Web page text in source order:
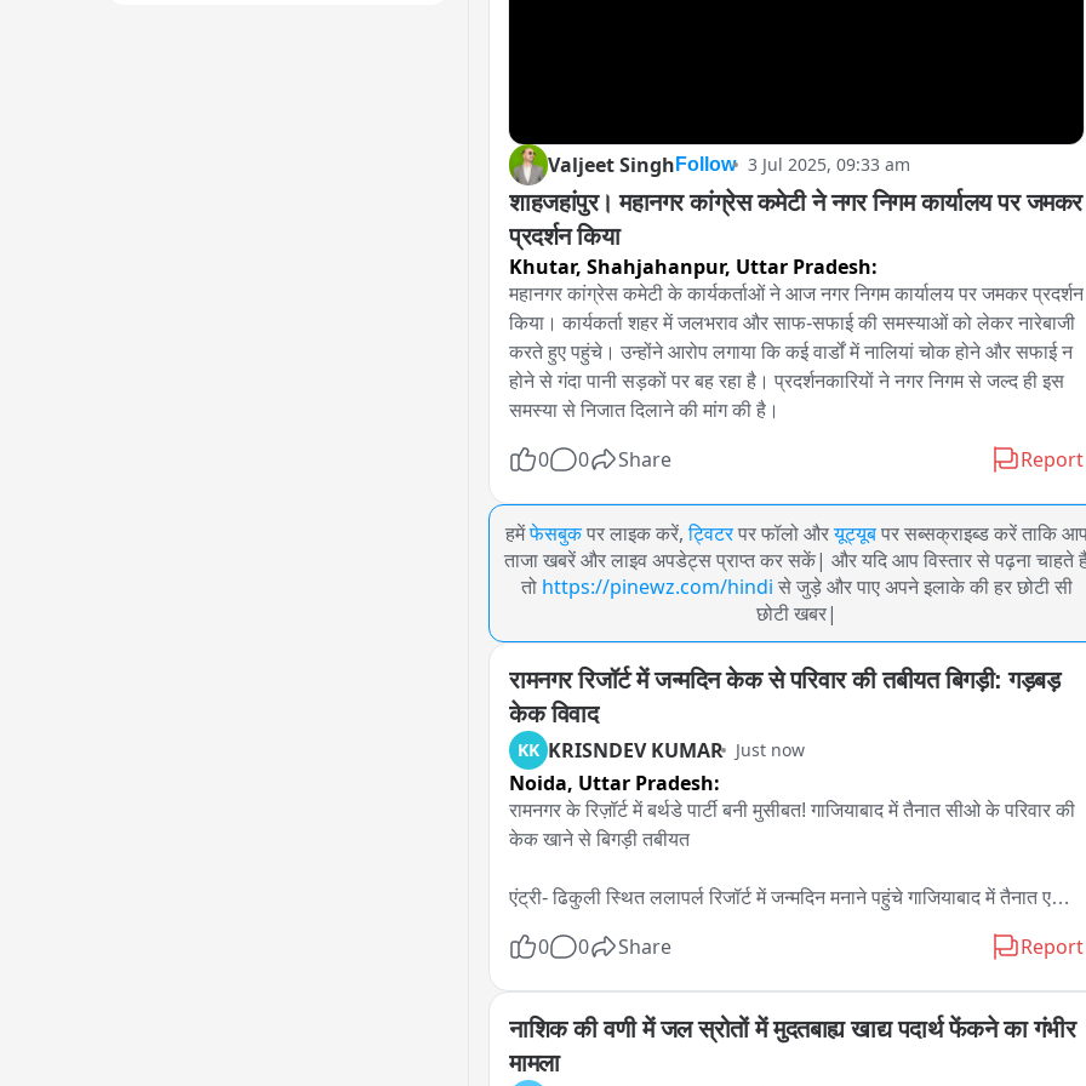
Valjeet Singh Follow 3 Jul 2025, 09:33 am
शाहजहांपुर। महानगर कांग्रेस कमेटी ने नगर निगम कार्यालय पर जमकर
प्रदर्शन किया
Khutar, Shahjahanpur, Uttar Pradesh:
महानगर कांग्रेस कमेटी के कार्यकर्ताओं ने आज नगर निगम कार्यालय पर जमकर प्रदर्शन
किया। कार्यकर्ता शहर में जलभराव और साफ-सफाई की समस्याओं को लेकर नारेबाजी
करते हुए पहुंचे। उन्होंने आरोप लगाया कि कई वार्डों में नालियां चोक होने और सफाई न
होने से गंदा पानी सड़कों पर बह रहा है। प्रदर्शनकारियों ने नगर निगम से जल्द ही इस
समस्या से निजात दिलाने की मांग की है।
0 0 Share Report
हमेंफेसबुक पर लाइक करें, ट्विटर पर फॉलो औरयूट्यूब पर सब्सक्राइब्ड करें ताकि
ताजा खबरें और लाइव अपडेट्स प्राप्त कर सकें| और यदि आप विस्तार से पढ़ना चाहते
तो https://pinewz.com/hindi से जुड़े और पाए अपने इलाके की हर छोटी सी
छोटी खबर|
रामनगर रिजॉर्ट में जन्मदिन केक से परिवार की तबीयत बिगड़ी: गड़बड़
केक विवाद
KK KRISNDEV KUMAR Just now
Noida, Uttar Pradesh:
रामनगर के रिज़ॉर्ट में बर्थडे पार्टी बनी मुसीबत! गाजियाबाद में तैनात सीओ के परिवार की
केक खाने से बिगड़ी तबीयत
एंट्री- ढिकुली स्थित ललापर्ल रिजॉर्ट में जन्मदिन मनाने पहुंचे गाजियाबाद में तैनात एक
मांगा गया कि रिजॉर्ट प्रबंधन के खिलाफ कार्रवाई की जाए। घटना के समय गाज़ियाबाद
सूचना मिलने के बाद खाद्य सुरक्षा विभाग ने मौके से खाद्य सामग्री के नमूने भी लिए हैं।
तहरीर के अनुसार मोंटी निवासी बिहारी कॉलोनी, शाहदरा, दिल्ली, अपने जन्मदिन के
0 0 Share Report
नाशिक की वणी में जल स्रोतों में मुदतबाह्य खाद्य पदार्थ फेंकने का गंभीर
मामला